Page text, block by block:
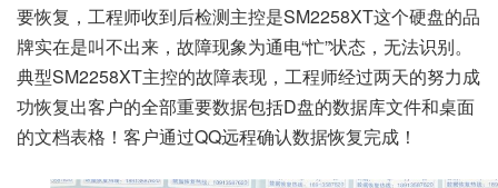
要恢复，工程师收到后检测主控是SM2258XT这个硬盘的品
牌实在是叫不出来，故障现象为通电“忙”状态，无法识别。
典型SM2258XT主控的故障表现，工程师经过两天的努力成
功恢复出客户的全部重要数据包括D盘的数据库文件和桌面
的文档表格！客户通过QQ远程确认数据恢复完成！